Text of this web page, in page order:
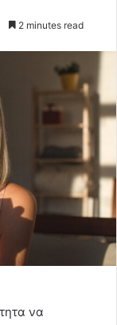
2 minutes read
να